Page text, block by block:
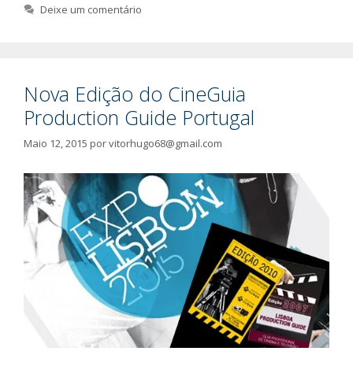
Deixe um comentário
Nova Edição do CineGuia
Production Guide Portugal
Maio 12, 2015 porvitorhugo68@gmail.com